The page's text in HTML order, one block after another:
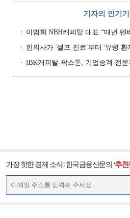
기자의 인기
이범희 NBH캐피탈 대표 “매년 텐배거 기업 발
한의사가 '셀프 진료'부터 '유령 환자' 행세까지…자동차보험
IBK캐피탈-팍스톤, 기업승계 전문펀드 첫 투자처로 ‘씨
가장 핫한 경제 소식! 한국금융신문의 ‘추천